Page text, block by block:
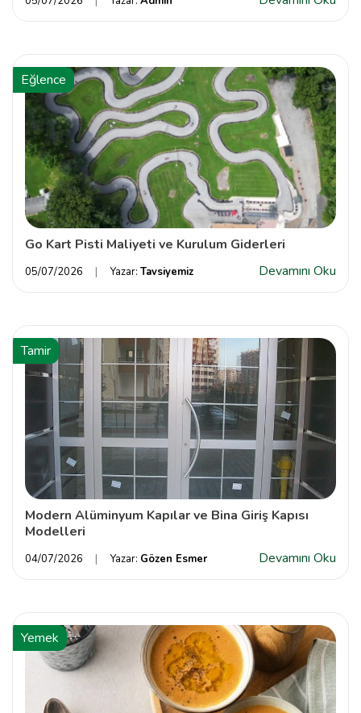
Eğlence
Go Kart Pisti Maliyeti ve Kurulum Giderleri
05/07/2026 Yazar: Tavsiyemiz Devamını Oku
Tamir
Modern Alüminyum Kapılar ve Bina Giriş Kapısı
Modelleri
04/07/2026 Yazar: Gözen Esmer Devamını Oku
Yemek